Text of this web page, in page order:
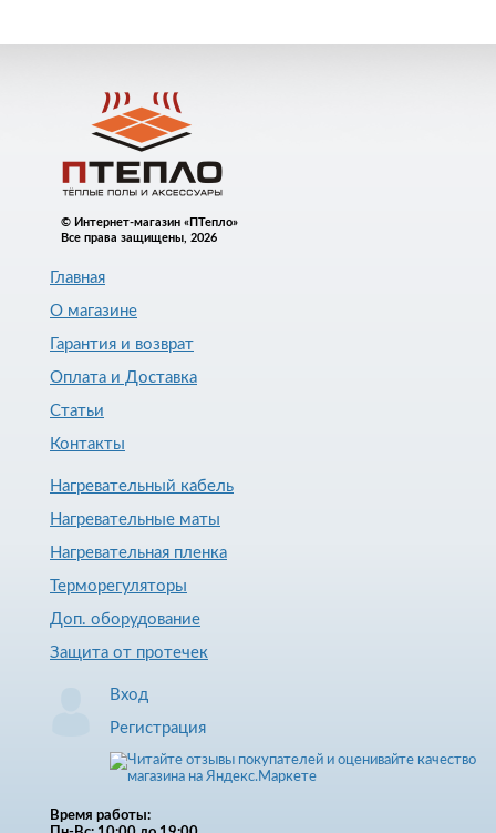
© Интернет-магазин «ПТепло»
Все права защищены, 2026
Главная
О магазине
Гарантия и возврат
Оплата и Доставка
Статьи
Контакты
Нагревательный кабель
Нагревательные маты
Нагревательная пленка
Терморегуляторы
Доп. оборудование
Защита от протечек
Вход
Регистрация
Время работы: